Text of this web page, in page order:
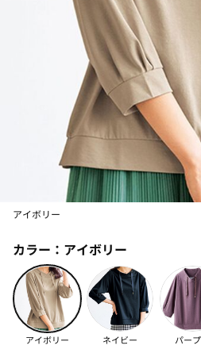
アイボリー
カラー： アイボリー
アイボリー ネイビー パー